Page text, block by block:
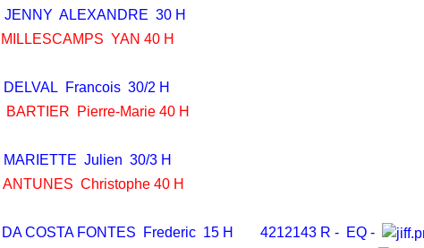
JENNY ALEXANDRE 30 H
MILLESCAMPS YAN 40 H
DELVAL Francois 30/2 H
BARTIER Pierre-Marie 40 H
MARIETTE Julien 30/3 H
ANTUNES Christophe 40 H
DA COSTA FONTES Frederic 15 H 4212143 R - EQ -